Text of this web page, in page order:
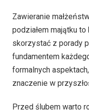
Zawieranie
podziałem majątku
skorzystać z porady
fundamentem
formalnych
znaczenie w
Przed ślubem warto